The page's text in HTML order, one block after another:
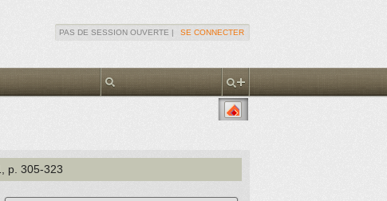
PAS DE SESSION OUVERTE | SE CONNECTER
, p. 305-323